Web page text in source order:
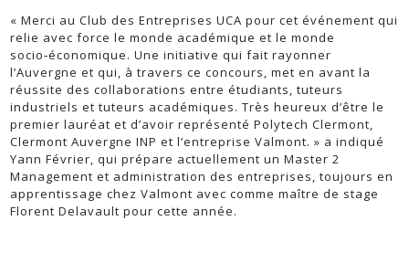
« Merci au Club des Entreprises UCA pour cet événement qui
relie avec force le monde académique et le monde
socio‑économique. Une initiative qui fait rayonner
l’Auvergne et qui, à travers ce concours, met en avant la
réussite des collaborations entre étudiants, tuteurs
industriels et tuteurs académiques. Très heureux d’être le
premier lauréat et d’avoir représenté Polytech Clermont,
Clermont Auvergne INP et l’entreprise Valmont. » a indiqué
Yann Février, qui prépare actuellement un Master 2
Management et administration des entreprises, toujours en
apprentissage chez Valmont avec comme maître de stage
Florent Delavault pour cette année.